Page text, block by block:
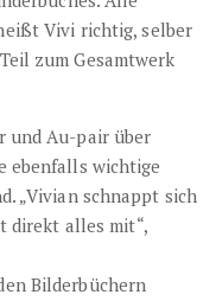
Vivi richtig, selber
zum Gesamtwerk
und Au-pair über
ebenfalls wichtige
„Vivian schnappt sich
direkt alles mit“,
Bilderbüchern